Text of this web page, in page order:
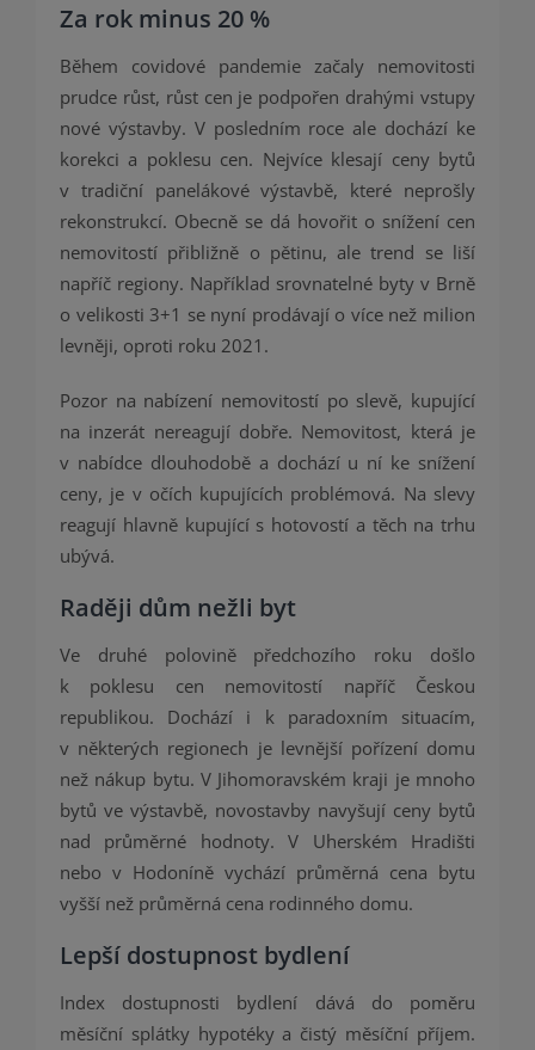
Za rok minus 20 %
Během covidové pandemie začaly nemovitosti
prudce růst, růst cen je podpořen drahými vstupy
nové výstavby. V posledním roce ale dochází ke
korekci a poklesu cen. Nejvíce klesají ceny bytů
v tradiční panelákové výstavbě, které neprošly
rekonstrukcí. Obecně se dá hovořit o snížení cen
nemovitostí přibližně o pětinu, ale trend se liší
napříč regiony. Například srovnatelné byty v Brně
o velikosti 3+1 se nyní prodávají o více než milion
levněji, oproti roku 2021.
Pozor na nabízení nemovitostí po slevě, kupující
na inzerát nereagují dobře. Nemovitost, která je
v nabídce dlouhodobě a dochází u ní ke snížení
ceny, je v očích kupujících problémová. Na slevy
reagují hlavně kupující s hotovostí a těch na trhu
ubývá.
Raději dům nežli byt
Ve druhé polovině předchozího roku došlo
k poklesu cen nemovitostí napříč Českou
republikou. Dochází i k paradoxním situacím,
v některých regionech je levnější pořízení domu
než nákup bytu. V Jihomoravském kraji je mnoho
bytů ve výstavbě, novostavby navyšují ceny bytů
nad průměrné hodnoty. V Uherském Hradišti
nebo v Hodoníně vychází průměrná cena bytu
vyšší než průměrná cena rodinného domu.
Lepší dostupnost bydlení
Index dostupnosti bydlení dává do poměru
měsíční splátky hypotéky a čistý měsíční příjem.